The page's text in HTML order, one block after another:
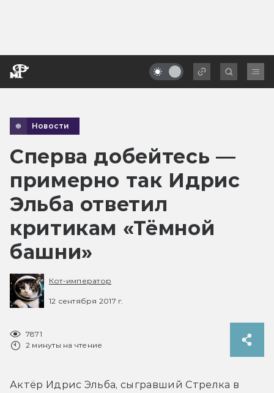
Новости
Сперва добейтесь —
примерно так Идрис
Эльба ответил
критикам «Тёмной
башни»
Кот-император
12 сентября 2017 г.
7871
2 минуты на чтение
Актёр Идрис Эльба, сыгравший Стрелка в